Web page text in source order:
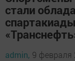
стали
admin, 9 февраля